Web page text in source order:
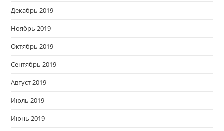
Декабрь 2019
Ноябрь 2019
Октябрь 2019
Сентябрь 2019
Август 2019
Июль 2019
Июнь 2019